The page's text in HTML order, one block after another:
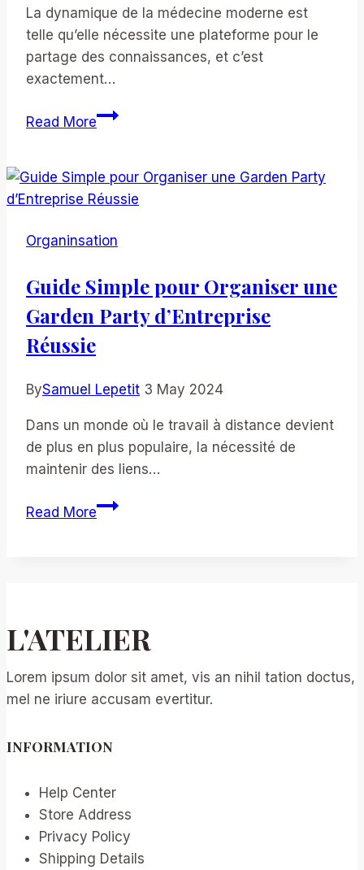
La dynamique de la médecine moderne est
telle qu’elle nécessite une plateforme pour le
partage des connaissances, et c’est
exactement…
Read MoreCongrès
Grand
Rendez-
des
de
la
Organinsation
Guide Simple pour Organiser une
Garden Party d’Entreprise
Réussie
BySamuel Lepetit 3 May 2024
Dans un monde où le travail à distance devient
de plus en plus populaire, la nécessité de
maintenir des liens…
Read MoreGuide
Party
Réussie
L'ATELIER
Lorem ipsum dolor sit amet, vis an nihil tation doctus,
mel ne iriure accusam evertitur.
INFORMATION
Help Center
Store Address
Privacy Policy
Shipping Details